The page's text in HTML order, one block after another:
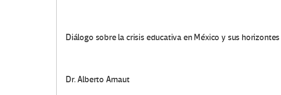
Diálogo sobre la crisis educativa en México y sus horizontes
Dr. Alberto Arnaut